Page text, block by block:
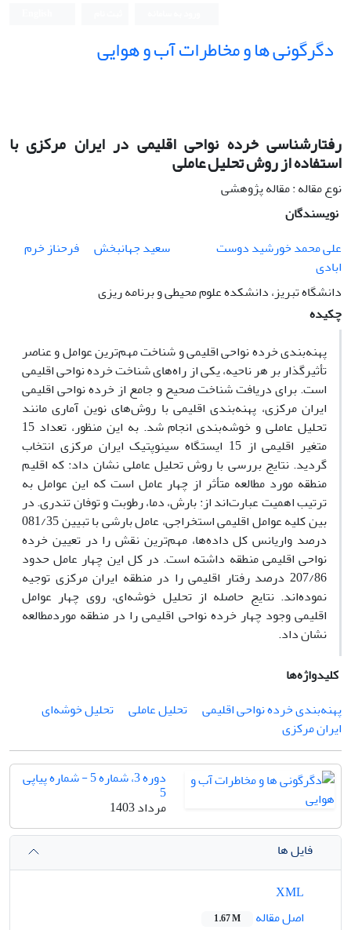
دگرگونی ها و مخاطرات آب و هوایی
رفتارشناسی خرده نواحی اقلیمی در ایران مرکزی با
استفاده از روش تحلیل عاملی
نوع مقاله : مقاله پژوهشی
نویسندگان
علی محمد خورشید دوست
سعید جهانبخش
فرحناز خرم
ابادی
دانشگاه تبریز، دانشکده علوم محیطی و برنامه ریزی
چکیده
پهنه‌بندی خرده نواحی اقلیمی و شناخت مهم‌ترین عوامل و عناصر
تأثیرگذار بر هر ناحیه، یکی از راه‌های شناخت خرده نواحی اقلیمی
است. برای دریافت شناخت صحیح و جامع از خرده نواحی اقلیمی
ایران مرکزی، پهنه‌بندی اقلیمی با روش‌های نوین آماری مانند
تحلیل عاملی و خوشه‌بندی انجام شد. به این منظور، تعداد 15
متغیر اقلیمی از 15 ایستگاه سینوپتیک ایران مرکزی انتخاب
گردید. نتایج بررسی با روش تحلیل عاملی نشان داد: که اقلیم
منطقه مورد مطالعه متأثر از چهار عامل است که این عوامل به
ترتیب اهمیت عبارت‌اند از: بارش، دما، رطوبت و توفان تندری. در
بین کلیه عوامل اقلیمی استخراجی، عامل بارشی با تبیین 081/35
درصد واریانس کل داده‌ها، مهم‌ترین نقش را در تعیین خرده
نواحی اقلیمی منطقه داشته است. در کل این چهار عامل حدود
207/86 درصد رفتار اقلیمی را در منطقه ایران مرکزی توجیه
نموده‌اند. نتایج حاصله از تحلیل خوشه‌ای، روی چهار عوامل
اقلیمی وجود چهار خرده نواحی اقلیمی را در منطقه موردمطالعه
نشان داد.
کلیدواژه‌ها
پهنه‌بندی خرده نواحی اقلیمی
تحلیل عاملی
تحلیل خوشه‌ای
ایران مرکزی
دوره 3، شماره 5 - شماره پیاپی
5
مرداد 1403
فایل ها
اصل مقاله
1.67 M